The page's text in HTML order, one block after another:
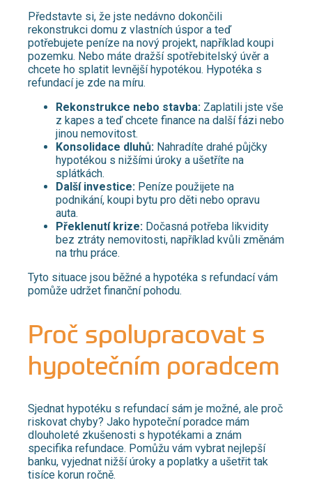
Představte si, že jste nedávno dokončili
rekonstrukci domu z vlastních úspor a teď
potřebujete peníze na nový projekt, například koupi
pozemku. Nebo máte dražší spotřebitelský úvěr a
chcete ho splatit levnější hypotékou. Hypotéka s
refundací je zde na míru.
Rekonstrukce nebo stavba: Zaplatili jste vše
z kapes a teď chcete finance na další fázi nebo
jinou nemovitost.
Konsolidace dluhů: Nahradíte drahé půjčky
hypotékou s nižšími úroky a ušetříte na
splátkách.
Další investice: Peníze použijete na
podnikání, koupi bytu pro děti nebo opravu
auta.
Překlenutí krize: Dočasná potřeba likvidity
bez ztráty nemovitosti, například kvůli změnám
na trhu práce.
Tyto situace jsou běžné a hypotéka s refundací vám
pomůže udržet finanční pohodu.​
Proč spolupracovat s
hypotečním poradcem
Sjednat hypotéku s refundací sám je možné, ale proč
riskovat chyby? Jako hypoteční poradce mám
dlouholeté zkušenosti s hypotékami a znám
specifika refundace. Pomůžu vám vybrat nejlepší
banku, vyjednat nižší úroky a poplatky a ušetřit tak
tisíce korun ročně.